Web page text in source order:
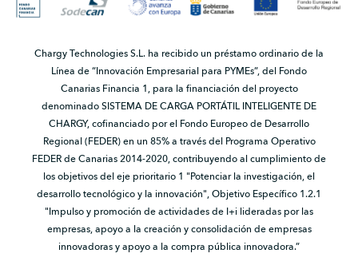
Chargy Technologies S.L. ha recibido un préstamo ordinario de la
Línea de “Innovación Empresarial para PYMEs”, del Fondo
Canarias Financia 1, para la financiación del proyecto
denominado SISTEMA DE CARGA PORTÁTIL INTELIGENTE DE
CHARGY, cofinanciado por el Fondo Europeo de Desarrollo
Regional (FEDER) en un 85% a través del Programa Operativo
FEDER de Canarias 2014-2020, contribuyendo al cumplimiento de
los objetivos del eje prioritario 1 "Potenciar la investigación, el
desarrollo tecnológico y la innovación", Objetivo Específico 1.2.1
"Impulso y promoción de actividades de I+i lideradas por las
empresas, apoyo a la creación y consolidación de empresas
innovadoras y apoyo a la compra pública innovadora.”